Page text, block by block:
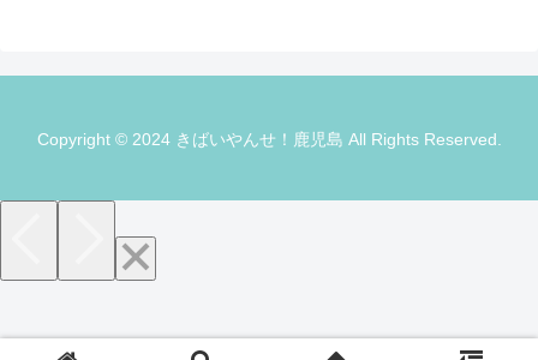
Copyright © 2024 きばいやんせ！鹿児島 All Rights Reserved.